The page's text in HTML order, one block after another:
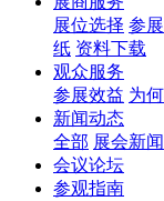
展位选择 参
纸 资料下载
观众服务
参展效益 为
新闻动态
全部 展会新闻
会议论坛
参观指南